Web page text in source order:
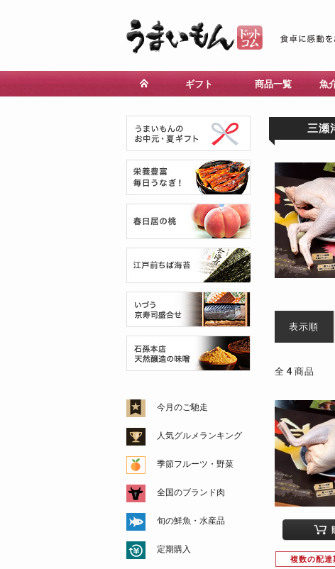
ギフト 商品一覧 魚
三瀬
表示順
全 4 商品
複数の配達
今月のご馳走
人気グルメランキング
季節フルーツ・野菜
全国のブランド肉
旬の鮮魚・水産品
定期購入